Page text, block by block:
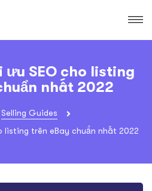
SEO cho listing
nhất 2022
Selling Guides
listing trên eBay chuẩn nhất 2022